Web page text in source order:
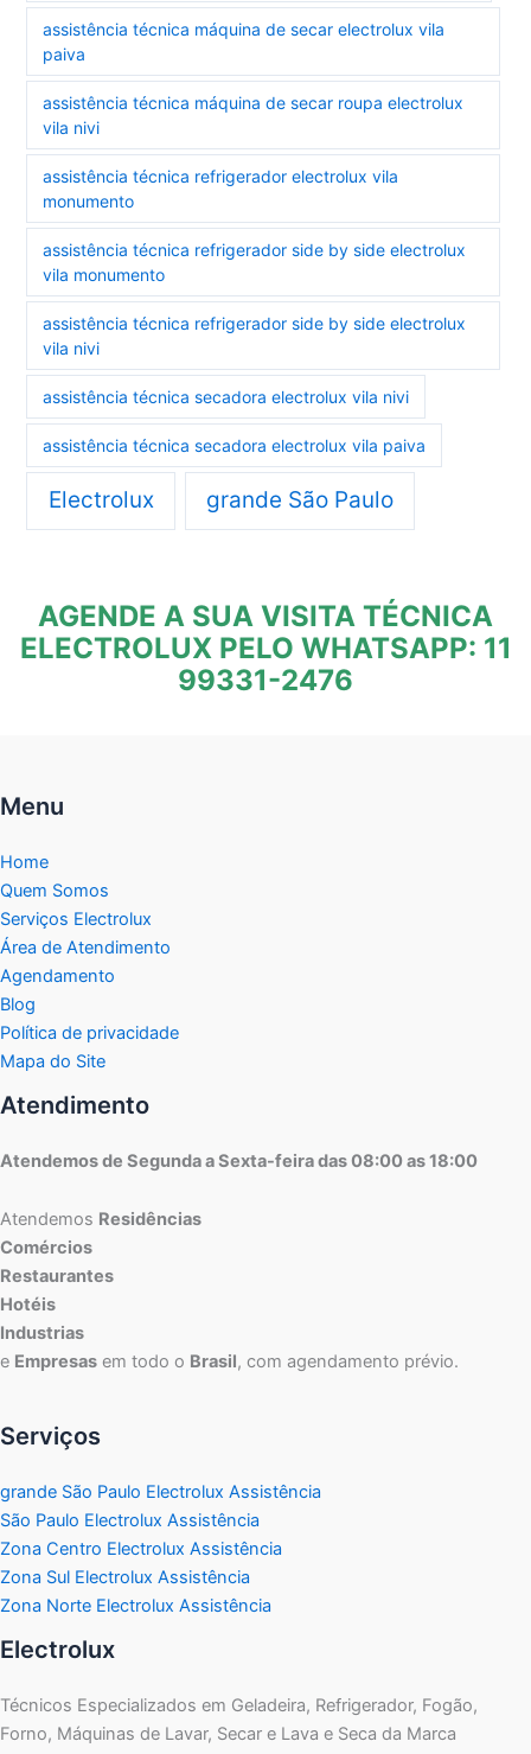
assistência técnica máquina de secar electrolux vila
paiva
assistência técnica máquina de secar roupa electrolux
vila nivi
assistência técnica refrigerador electrolux vila
monumento
assistência técnica refrigerador side by side electrolux
vila monumento
assistência técnica refrigerador side by side electrolux
vila nivi
assistência técnica secadora electrolux vila nivi
assistência técnica secadora electrolux vila paiva
Electrolux grande São Paulo
AGENDE A SUA VISITA TÉCNICA
ELECTROLUX PELO WHATSAPP: 11
99331-2476
Menu
Home
Quem Somos
Serviços Electrolux
Área de Atendimento
Agendamento
Blog
Política de privacidade
Mapa do Site
Atendimento
Atendemos de Segunda a Sexta-feira das 08:00 as 18:00
Atendemos Residências
Comércios
Restaurantes
Hotéis
Industrias
e Empresas em todo o Brasil, com agendamento prévio.
Serviços
grande São Paulo Electrolux Assistência
São Paulo Electrolux Assistência
Zona Centro Electrolux Assistência
Zona Sul Electrolux Assistência
Zona Norte Electrolux Assistência
Electrolux
Técnicos Especializados em Geladeira, Refrigerador, Fogão,
Forno, Máquinas de Lavar, Secar e Lava e Seca da Marca